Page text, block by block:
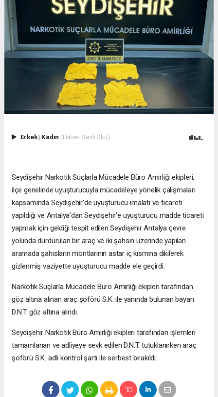
Erkek| Kadın (Haberi Sesli Oku)
Seydişehir Narkotik Suçlarla Mücadele Büro Amirliği ekipleri,
ilçe genelinde uyuşturucuyla mücadeleye yönelik çalışmaları
kapsamında Seydişehir'de uyuşturucu imalatı ve ticareti
yapıldığı ve Antalya’dan Seydişehir'e uyuşturucu madde ticareti
yapmak için geldiği tespit edilen Seydişehir Antalya çevre
yolunda durdurulan bir araç ve iki şahsın üzerinde yapılan
aramada şahısların montlarının astar iç kısmına dikilerek
gizlenmiş vaziyette uyuşturucu madde ele geçirdi.
Narkotik Suçlarla Mücadele Büro Amirliği ekipleri tarafından
göz altına alınan araç şoförü S.K. ile yanında bulunan bayan
D.N.T göz altına alındı.
Seydişehir Narkotik Büro Amirliği ekipleri tarafından işlemleri
tamamlanan ve adliyeye sevk edilen D.N.T. tutuklanırken araç
şoförü S.K. adli kontrol şartı ile serbest bırakıldı.